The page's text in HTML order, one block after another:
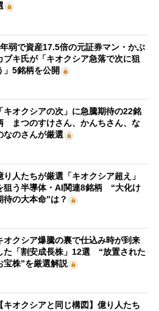
弱で資産17.5倍の元証券マン・かぶ
ブキ氏が「キオクシア急落で次に狙
」5銘柄を公開
「キオクシアの次」に急騰期待の22銘
まつのすけさん、かんちさん、な
なのさんが厳選
り人たちが厳選「キオクシア超え」
狙う半導体・AI関連8銘柄 “大化け
待の大本命”は？
オクシア爆騰の裏で仕込み時が到来
た「割安成長株」12選 “放置された
宝株”を厳選解説
【キオクシアと同じ構図】億り人たち